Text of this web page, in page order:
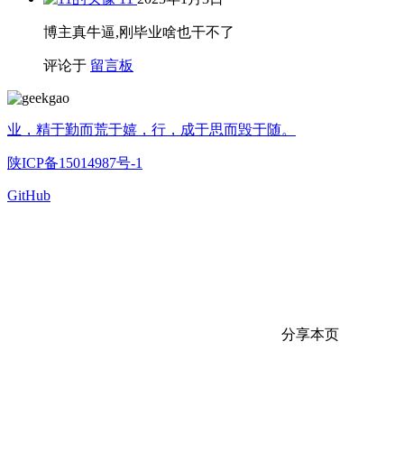
博主真牛逼,刚毕业啥也干不了
评论于 留言板
业，精于勤而荒于嬉，行，成于思而毁于随。
陕ICP备15014987号-1
GitHub
分享本页